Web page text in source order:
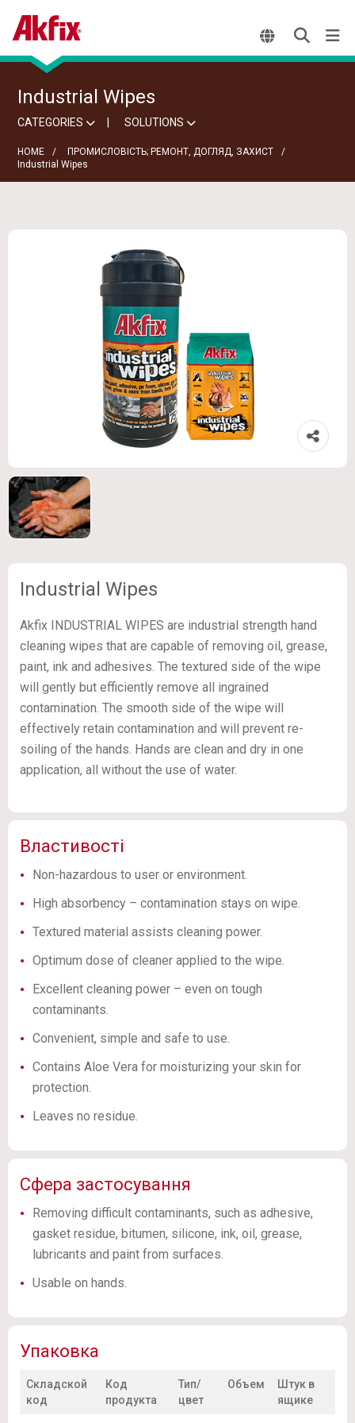
Industrial Wipes
CATEGORIES SOLUTIONS
HOME
ПРОМИСЛОВІСТЬ; РЕМОНТ, ДОГЛЯД, ЗАХИСТ
Industrial Wipes
Industrial Wipes
Akfix INDUSTRIAL WIPES are industrial strength hand
cleaning wipes that are capable of removing oil, grease,
paint, ink and adhesives. The textured side of the wipe
will gently but efficiently remove all ingrained
contamination. The smooth side of the wipe will
effectively retain contamination and will prevent re-
soiling of the hands. Hands are clean and dry in one
application, all without the use of water.
Властивості
Non-hazardous to user or environment.
High absorbency – contamination stays on wipe.
Textured material assists cleaning power.
Optimum dose of cleaner applied to the wipe.
Excellent cleaning power – even on tough
contaminants.
Convenient, simple and safe to use.
Contains Aloe Vera for moisturizing your skin for
protection.
Leaves no residue.
Сфера застосування
Removing difficult contaminants, such as adhesive,
gasket residue, bitumen, silicone, ink, oil, grease,
lubricants and paint from surfaces.
Usable on hands.
Упаковка
Складской
код
Код
продукта
Тип/
цвет
Объем
Штук в
ящике